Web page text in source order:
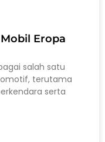
Eropa
salah satu
terutama
serta